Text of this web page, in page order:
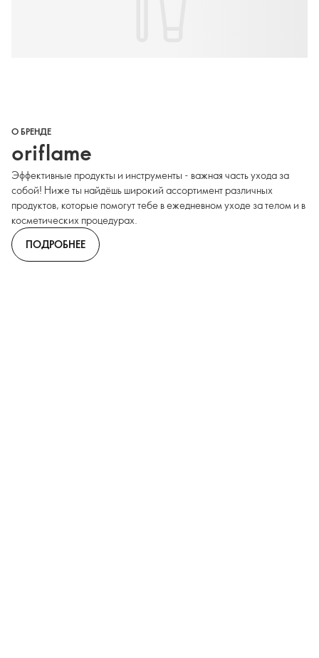
О БРЕНДЕ
oriflame
Эффективные продукты и инструменты - важная часть ухода за
собой! Ниже ты найдёшь широкий ассортимент различных
продуктов, которые помогут тебе в ежедневном уходе за телом и в
косметических процедурах.
ПОДРОБНЕЕ